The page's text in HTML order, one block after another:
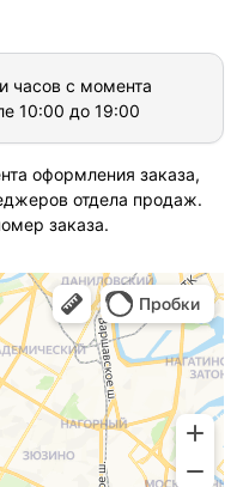
часов с момента
10:00 до 19:00
оформления заказа,
отдела продаж.
заказа.